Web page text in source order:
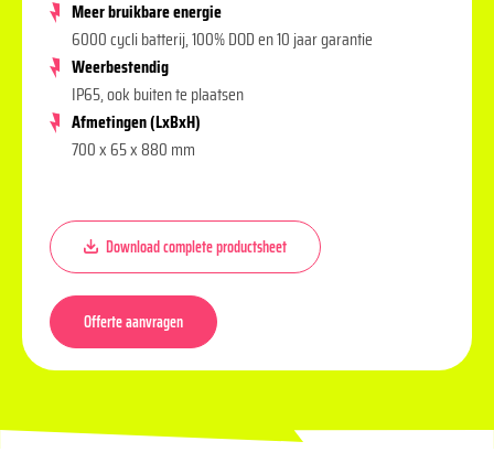
Meer bruikbare energie
6000 cycli batterij, 100% DOD en 10 jaar garantie
Weerbestendig
IP65, ook buiten te plaatsen
Afmetingen (LxBxH)
700 x 65 x 880 mm
Download complete productsheet
Offerte aanvragen